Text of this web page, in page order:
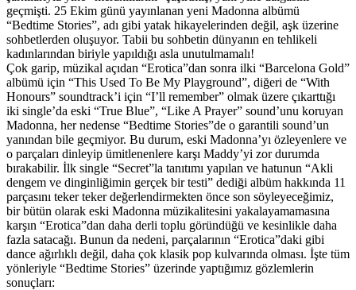
geçmişti. 25 Ekim günü yayınlanan yeni Madonna albümü
“Bedtime Stories”, adı gibi yatak hikayelerinden değil, aşk üzerine
sohbetlerden oluşuyor. Tabii bu sohbetin dünyanın en tehlikeli
kadınlarından biriyle yapıldığı asla unutulmamalı!
Çok garip, müzikal açıdan “Erotica”dan sonra ilki “Barcelona Gold”
albümü için “This Used To Be My Playground”, diğeri de “With
Honours” soundtrack’i için “I’ll remember” olmak üzere çıkarttığı
iki single’da eski “True Blue”, “Like A Prayer” sound’unu koruyan
Madonna, her nedense “Bedtime Stories”de o garantili sound’un
yanından bile geçmiyor. Bu durum, eski Madonna’yı özleyenlere ve
o parçaları dinleyip ümitlenenlere karşı Maddy’yi zor durumda
bırakabilir. İlk single “Secret”la tanıtımı yapılan ve hatunun “Akli
dengem ve dinginliğimin gerçek bir testi” dediği albüm hakkında 11
parçasını teker teker değerlendirmekten önce son söyleyeceğimiz,
bir bütün olarak eski Madonna müzikalitesini yakalayamamasına
karşın “Erotica”dan daha derli toplu göründüğü ve kesinlikle daha
fazla satacağı. Bunun da nedeni, parçalarının “Erotica”daki gibi
dance ağırlıklı değil, daha çok klasik pop kulvarında olması. İşte tüm
yönleriyle “Bedtime Stories” üzerinde yaptığımız gözlemlerin
sonuçları: